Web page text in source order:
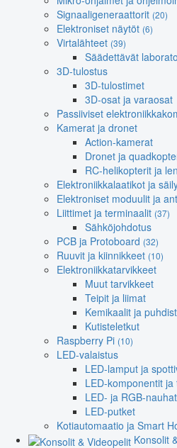
Signaaligeneraattorit (20)
Elektroniset näytöt (6)
Virtalähteet (39)
Säädettävät
3D-tulostus
3D-tulostimet
3D-osat ja varaosat
Passiiviset
Kamerat ja dronet
Action-kamerat
Dronet ja
RC-helikopterit ja
Elektroniikkalaatikot ja
Elektroniset moduulit ja
Liittimet ja terminaalit (37)
Sähköjohdotus
PCB ja Protoboard (32)
Ruuvit ja kiinnikkeet (10)
Elektroniikkatarvikkeet
Muut tarvikkeet
Teipit ja liimat
Kemikaalit ja
Kutisteletkut
Raspberry Pi (10)
LED-valaistus
LED-lamput ja
LED-komponentit
LED- ja RGB-nauhat
LED-putket
Kotiautomaatio ja Smart
Konsolit